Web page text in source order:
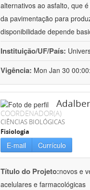
alternativos ao asfalto, que
da pavimentação para
disponibilidade depende
Instituição/UF/País:
Vigência: Mon Jan 30
COORDENADOR(A)
CIÊNCIAS BIOLÓGICAS
Fisiologia
E-mail Currículo
Título do Projeto:novos e
acelulares e farmacológicas